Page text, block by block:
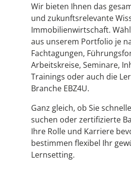
Wir bieten Ihnen das
und zukunftsrelevante
Immobilienwirtschaft.
aus unserem Portfolio je
Fachtagungen,
Arbeitskreise, Seminare,
Trainings oder auch die
Branche EBZ4U.
Ganz gleich, ob Sie
suchen oder zertifizierte
Ihre Rolle und Karriere
bestimmen flexibel Ihr
Lernsetting.